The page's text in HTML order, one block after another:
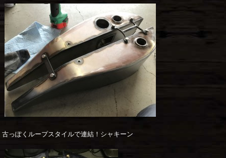
古っぽくループスタイルで連結！シャキーン